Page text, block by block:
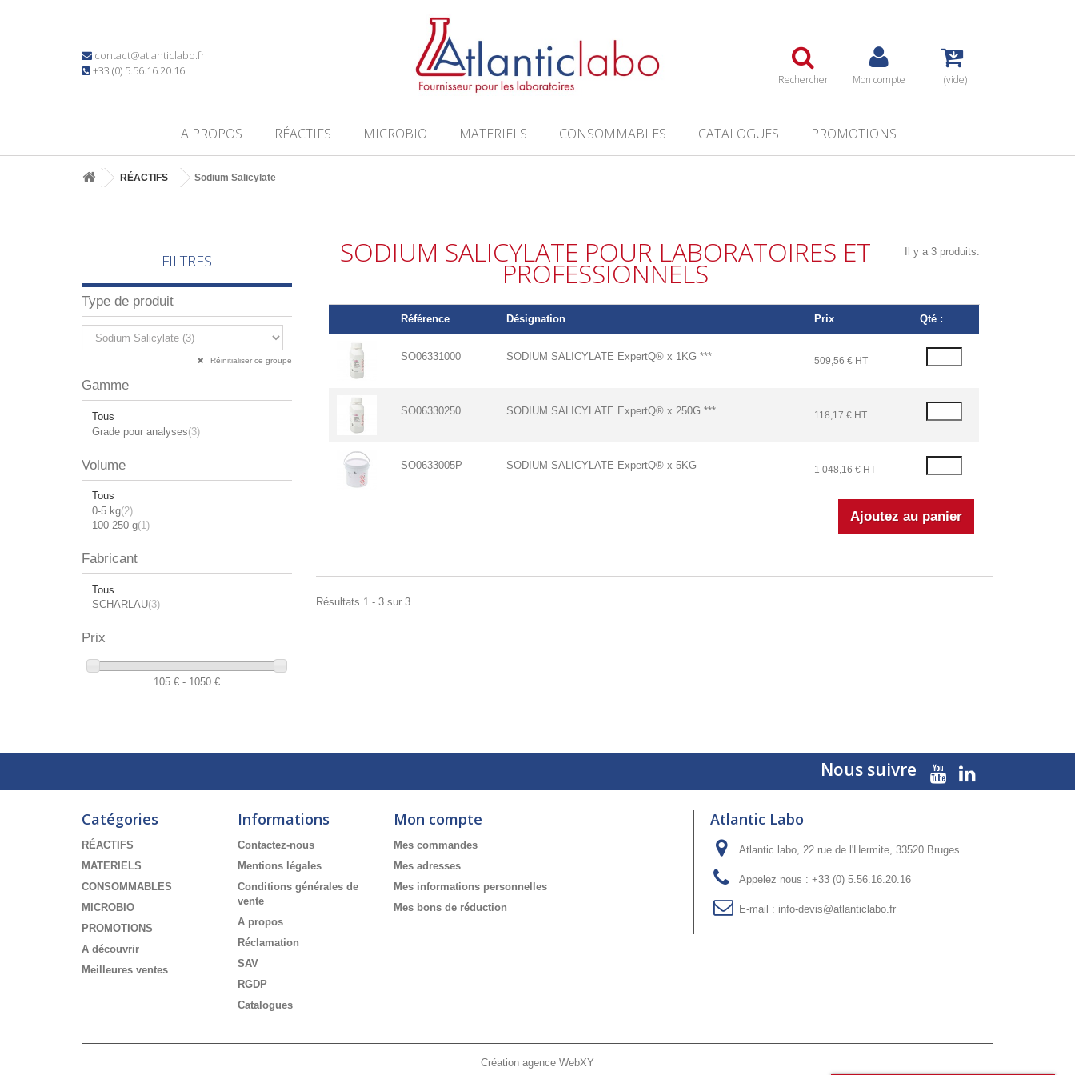
contact@atlanticlabo.fr
+33 (0) 5.56.16.20.16
Rechercher Mon compte (vide)
A PROPOS RÉACTIFS MICROBIO MATERIELS CONSOMMABLES CATALOGUES PROMOTIONS
RÉACTIFS Sodium Salicylate
FILTRES
Type de produit
Réinitialiser ce groupe
Gamme
Tous
Grade pour analyses(3)
Volume
Tous
0-5 kg(2)
100-250 g(1)
Fabricant
Tous
SCHARLAU(3)
Prix
105 € - 1050 €
SODIUM SALICYLATE POUR LABORATOIRES ET
PROFESSIONNELS
Il y a 3 produits.
Référence Désignation Prix Qté :
SO06331000 SODIUM SALICYLATE ExpertQ® x 1KG *** 509,56 € HT
SO06330250 SODIUM SALICYLATE ExpertQ® x 250G *** 118,17 € HT
SO0633005P SODIUM SALICYLATE ExpertQ® x 5KG 1 048,16 € HT
Résultats 1 - 3 sur 3.
Nous suivre
Catégories
RÉACTIFS
MATERIELS
CONSOMMABLES
MICROBIO
PROMOTIONS
A découvrir
Meilleures ventes
Informations
Contactez-nous
Mentions légales
Conditions générales de
vente
A propos
Réclamation
SAV
RGDP
Catalogues
Création agence WebXY
Mon compte
Mes commandes
Mes adresses
Mes informations personnelles
Mes bons de réduction
Atlantic Labo
Atlantic labo, 22 rue de l'Hermite, 33520 Bruges
Appelez nous : +33 (0) 5.56.16.20.16
E-mail : info-devis@atlanticlabo.fr